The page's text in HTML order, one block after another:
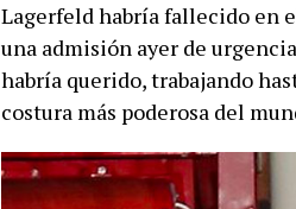
Lagerfeld habría fallecido en
una admisión ayer de
habría querido, trabajando
costura más poderosa del